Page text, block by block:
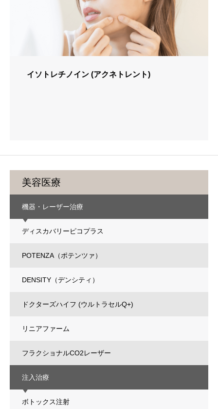
イソトレチノイン (アクネトレント)
美容医療
機器・レーザー治療
ディスカバリーピコプラス
POTENZA（ポテンツァ）
DENSITY（デンシティ）
ドクターズハイフ (ウルトラセルQ+)
リニアファーム
フラクショナルCO2レーザー
注入治療
ボトックス注射